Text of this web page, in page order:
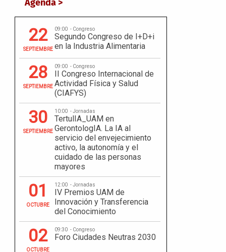
Agenda >